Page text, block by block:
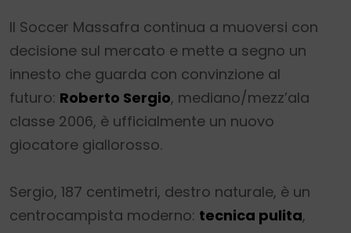
Il Soccer Massafra continua a muoversi con
decisione sul mercato e mette a segno un
innesto che guarda con convinzione al
futuro: Roberto Sergio, mediano/mezz’ala
classe 2006, è ufficialmente un nuovo
giocatore giallorosso.
Sergio, 187 centimetri, destro naturale, è un
centrocampista moderno: tecnica pulita,